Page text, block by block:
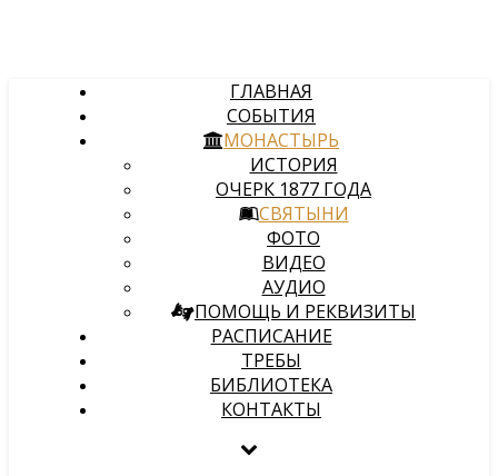
ГЛАВНАЯ
СОБЫТИЯ
МОНАСТЫРЬ
ИСТОРИЯ
ОЧЕРК 1877 ГОДА
СВЯТЫНИ
ФОТО
ВИДЕО
АУДИО
ПОМОЩЬ И РЕКВИЗИТЫ
РАСПИСАНИЕ
ТРЕБЫ
БИБЛИОТЕКА
КОНТАКТЫ